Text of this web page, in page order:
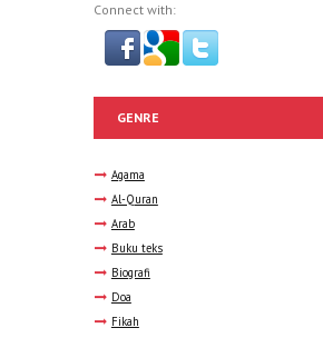
Connect with:
GENRE
Agama
Al-Quran
Arab
Buku teks
Biografi
Doa
Fikah